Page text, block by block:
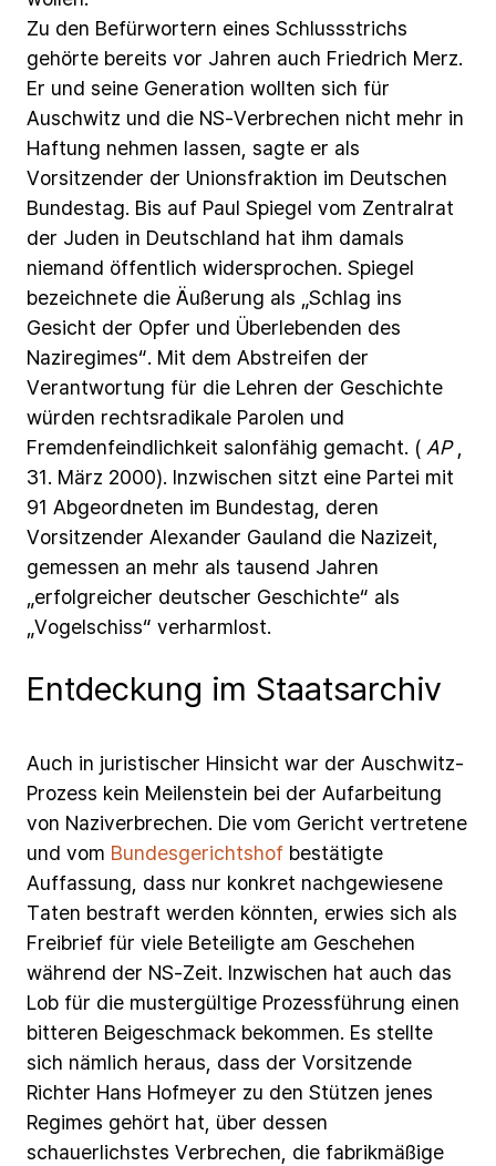
Zu den Befürwortern eines Schlussstrichs
gehörte bereits vor Jahren auch Friedrich Merz.
Er und seine Generation wollten sich für
Auschwitz und die NS-Verbrechen nicht mehr in
Haftung nehmen lassen, sagte er als
Vorsitzender der Unionsfraktion im Deutschen
Bundestag. Bis auf Paul Spiegel vom Zentralrat
der Juden in Deutschland hat ihm damals
niemand öffentlich widersprochen. Spiegel
bezeichnete die Äußerung als „Schlag ins
Gesicht der Opfer und Überlebenden des
Naziregimes“. Mit dem Abstreifen der
Verantwortung für die Lehren der Geschichte
würden rechtsradikale Parolen und
Fremdenfeindlichkeit salonfähig gemacht. ( AP ,
31. März 2000). Inzwischen sitzt eine Partei mit
91 Abgeordneten im Bundestag, deren
Vorsitzender Alexander Gauland die Nazizeit,
gemessen an mehr als tausend Jahren
„erfolgreicher deutscher Geschichte“ als
„Vogelschiss“ verharmlost.
Entdeckung im Staatsarchiv
Auch in juristischer Hinsicht war der Auschwitz-
Prozess kein Meilenstein bei der Aufarbeitung
von Naziverbrechen. Die vom Gericht vertretene
und vom Bundesgerichtshof bestätigte
Auffassung, dass nur konkret nachgewiesene
Taten bestraft werden könnten, erwies sich als
Freibrief für viele Beteiligte am Geschehen
während der NS-Zeit. Inzwischen hat auch das
Lob für die mustergültige Prozessführung einen
bitteren Beigeschmack bekommen. Es stellte
sich nämlich heraus, dass der Vorsitzende
Richter Hans Hofmeyer zu den Stützen jenes
Regimes gehört hat, über dessen
schauerlichstes Verbrechen, die fabrikmäßige